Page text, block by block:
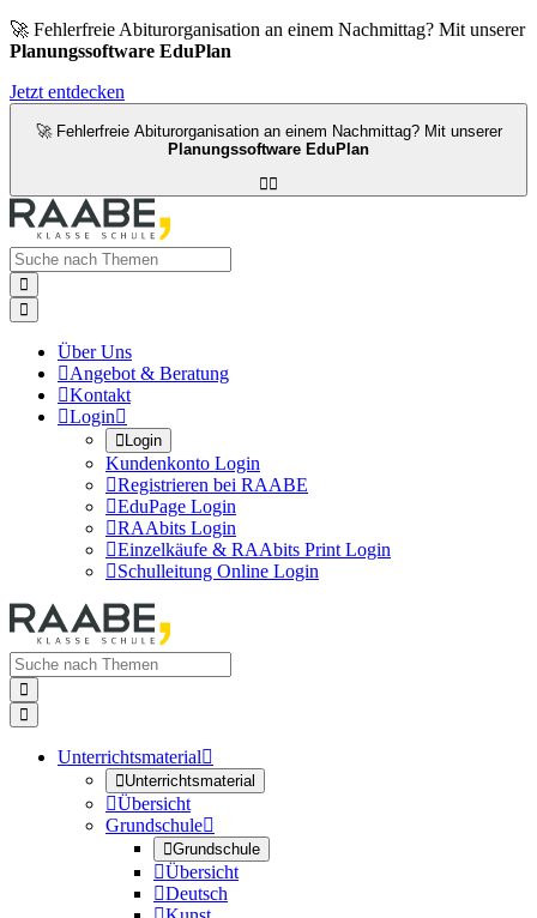
🚀 Fehlerfreie Abiturorganisation an einem Nachmittag? Mit unserer
Planungssoftware EduPlan
Jetzt entdecken
🚀 Fehlerfreie Abiturorganisation an einem Nachmittag? Mit unserer
Planungssoftware EduPlan



Über Uns
Angebot & Beratung
Kontakt
Login
Login
Kundenkonto Login
Registrieren bei RAABE
EduPage Login
RAAbits Login
Einzelkäufe & RAAbits Print Login
Schulleitung Online Login


Unterrichtsmaterial
Unterrichtsmaterial
Übersicht
Grundschule
Grundschule
Übersicht
Deutsch